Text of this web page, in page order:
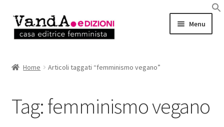
Vai
alla
Vai
al
Menu
AUTRICI e AUTORI
Home Articoli taggati “femminismo vegano”
Tag:femminismo vegano